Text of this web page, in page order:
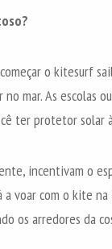
o kitesurf
mar. As
ter protetor solar
incentivam o
voar com o kite na
os arredores da